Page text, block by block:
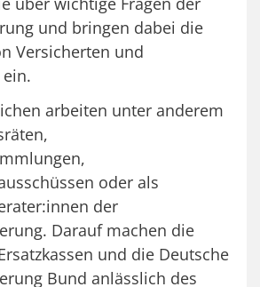
und bringen dabei die
Versicherten und
arbeiten unter anderem
oder als
der
Darauf machen die
und die Deutsche
Bund anlässlich des